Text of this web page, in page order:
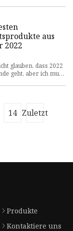
aus
2022
glauben, dass 2022
geht, aber ich muss
14 Zuletzt
Produkte
Kontaktiere uns